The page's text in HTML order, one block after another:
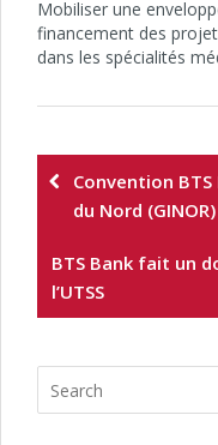
Mobiliser une
financement des
dans les spécialités
Convention
du Nord (GINOR)
BTS Bank fait un
l’UTSS